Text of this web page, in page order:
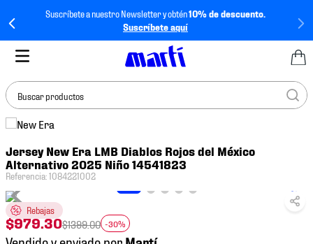
Suscríbete a nuestro Newsletter y obtén10% de descuento.
Suscríbete aquí
Buscar productos
Jersey New Era LMB Diablos Rojos del México
Alternativo 2025 Niño 14541823
Referencia:1084221002
Rebajas
$979.30$1399.00 -30%
BUSCADOS
1.
tenis mujer
2.
3.
tenis